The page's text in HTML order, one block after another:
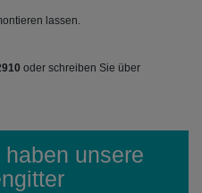
lassen.
oder schreiben Sie über
unsere